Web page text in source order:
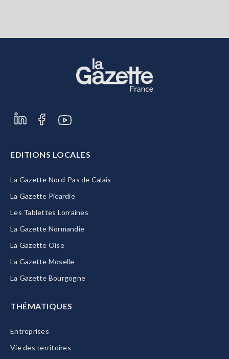
EDITIONS LOCALES
La Gazette Nord-Pas de Calais
La Gazette Picardie
Les Tablettes Lorraines
La Gazette Normandie
La Gazette Oise
La Gazette Moselle
La Gazette Bourgogne
THÉMATIQUES
Entreprises
Vie des territoires